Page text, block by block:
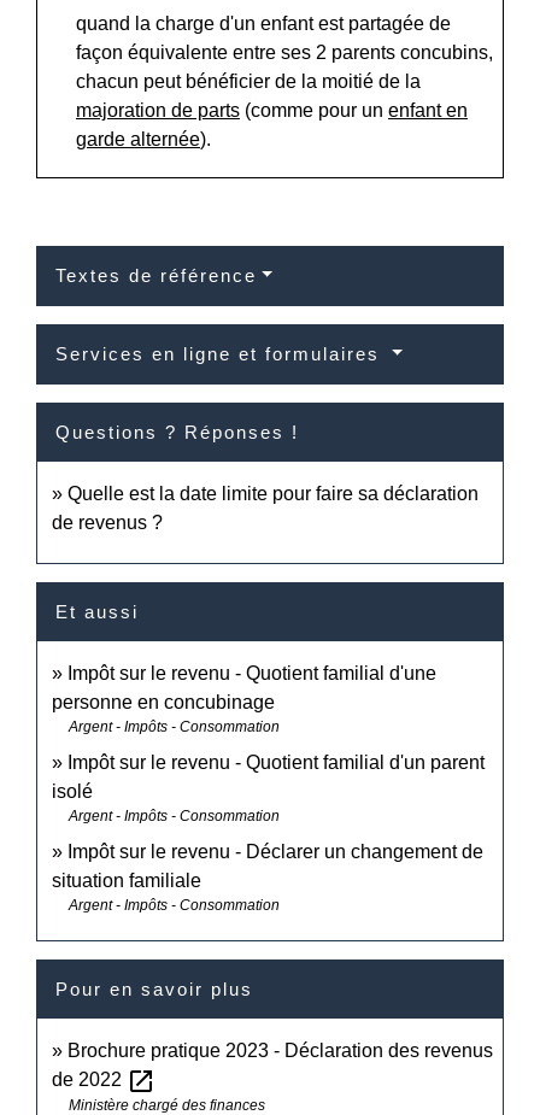
quand la charge d'un enfant est partagée de
façon équivalente entre ses 2 parents concubins,
chacun peut bénéficier de la moitié de la
majoration de parts (comme pour un enfant en
garde alternée).
Textes de référence
Services en ligne et formulaires
Questions ? Réponses !
Quelle est la date limite pour faire sa déclaration
de revenus ?
Et aussi
Impôt sur le revenu - Quotient familial d'une
personne en concubinage
Argent - Impôts - Consommation
Impôt sur le revenu - Quotient familial d'un parent
isolé
Argent - Impôts - Consommation
Impôt sur le revenu - Déclarer un changement de
situation familiale
Argent - Impôts - Consommation
Pour en savoir plus
Brochure pratique 2023 - Déclaration des revenus
de 2022 open_in_new
Ministère chargé des finances